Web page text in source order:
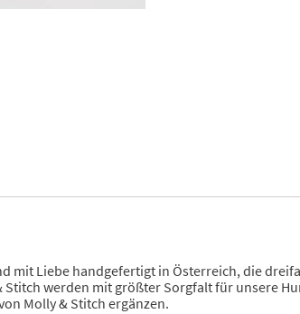
mit Liebe handgefertigt in Österreich, die
werden mit größter Sorgfalt für unsere
Molly & Stitch ergänzen.